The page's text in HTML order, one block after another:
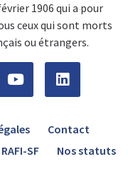
1906 qui a pour
ceux qui sont morts
ou étrangers.
Contact
RAFI-SF Nos statuts